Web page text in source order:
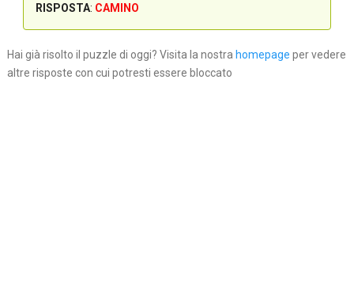
RISPOSTA: CAMINO
Hai già risolto il puzzle di oggi? Visita la nostra homepage per vedere
altre risposte con cui potresti essere bloccato